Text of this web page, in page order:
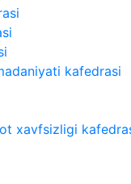
kafedrasi
xavfsizligi